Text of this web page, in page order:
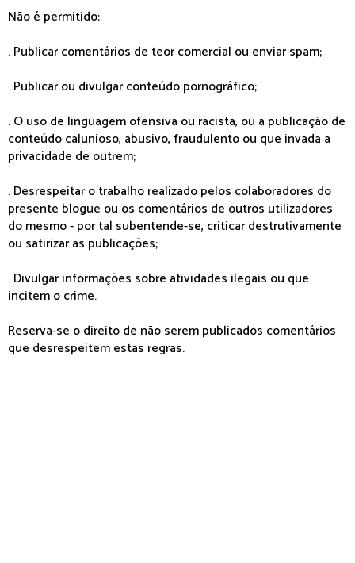
Não é permitido:
. Publicar comentários de teor comercial ou enviar spam;
. Publicar ou divulgar conteúdo pornográfico;
. O uso de linguagem ofensiva ou racista, ou a publicação de
conteúdo calunioso, abusivo, fraudulento ou que invada a
privacidade de outrem;
. Desrespeitar o trabalho realizado pelos colaboradores do
presente blogue ou os comentários de outros utilizadores
do mesmo - por tal subentende-se, criticar destrutivamente
ou satirizar as publicações;
. Divulgar informações sobre atividades ilegais ou que
incitem o crime.
Reserva-se o direito de não serem publicados comentários
que desrespeitem estas regras.